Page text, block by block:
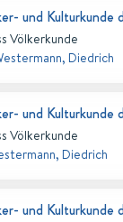
und Kulturkunde
Völkerkunde
Diedrich
und Kulturkunde
Völkerkunde
Diedrich
und Kulturkunde